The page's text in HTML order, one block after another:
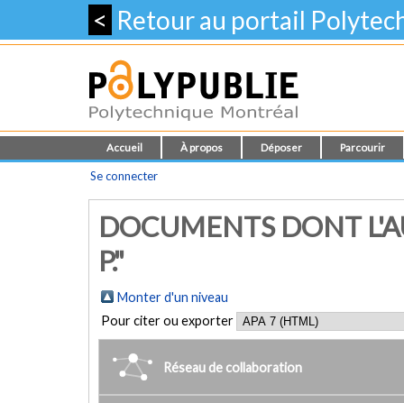
< Retour au portail
Accueil À propos Déposer Parcourir
Se connecter
DOCUMENTS DONT
P."
Monter d'un niveau
Pour citer ou exporter
Réseau de collaboration